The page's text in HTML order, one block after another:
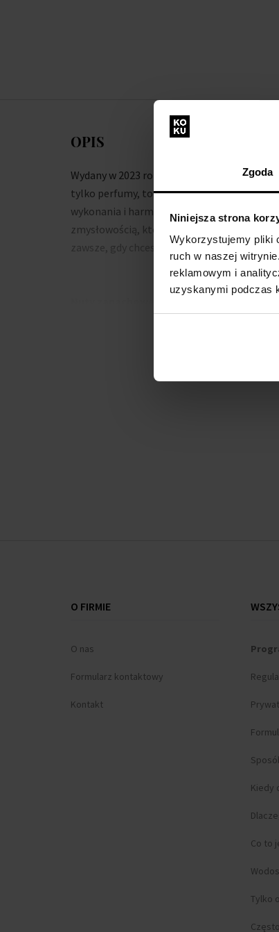
Zgoda
Niniejsza strona
Wykorzystujemy pliki
ruch w naszej
reklamowym i
uzyskanymi podczas
OPIS
Wydany w 2023 roku zapach Supremacy Gala
tylko perfumy, to deklaracja najwyżej
wykonania i harmonii pomiędzy słodyczą a
zmysłowością, która otula romantycznym
zawsze, gdy chcesz poczuć się wyjątkowo.
gardenia, plumeria, wiciokrzew
O FIRMIE
O nas
Formularz kontaktowy
Kontakt
Kiedy
Co to
Tylko